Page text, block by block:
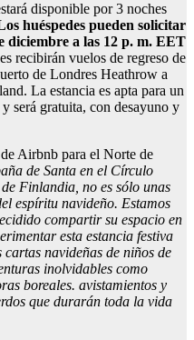
disponible por 3 noches
huéspedes pueden solicitar
diciembre a las 12 p. m. EET
recibirán vuelos de regreso de
de Londres Heathrow a
La estancia es apta para un
será gratuita, con desayuno y
Airbnb para el Norte de
de Santa en el Círculo
Finlandia, no es sólo unas
espíritu navideño. Estamos
compartir su espacio en
esta estancia festiva
navideñas de niños de
inolvidables como
boreales. avistamientos y
que durarán toda la vida